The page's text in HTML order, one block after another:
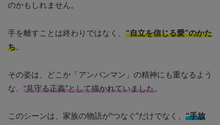
のかもしれません。
手を離すことは終わりではなく、 “自立を信じる愛”のかた
ち。
その姿は、どこか「アンパンマン」の精神にも重なるよう
な、 “見守る正義”として描かれていました。
このシーンは、家族の物語が“つなぐ”だけでなく、 “手放